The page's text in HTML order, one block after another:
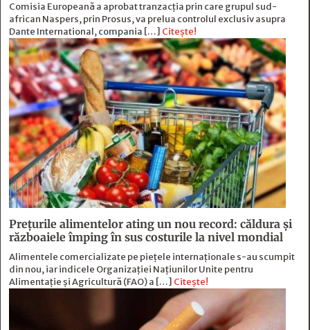
Comisia Europeană a aprobat tranzacția prin care grupul sud-
african Naspers, prin Prosus, va prelua controlul exclusiv asupra
Dante International, compania […] Citește!
Prețurile alimentelor ating un nou record: căldura și
războaiele împing în sus costurile la nivel mondial
Alimentele comercializate pe piețele internaționale s-au scumpit
din nou, iar indicele Organizației Națiunilor Unite pentru
Alimentație și Agricultură (FAO) a […] Citește!